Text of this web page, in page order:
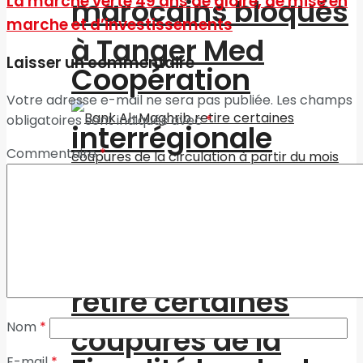
marocains bloqués
à Tanger Med
retire certaines
coupures de la
Coopération
interrégionale
marche et d’investissements
Laisser un commentaire
Votre adresse e-mail ne sera pas publiée. Les champs
obligatoires sont indiqués avec*
Commentaire*
Nom *